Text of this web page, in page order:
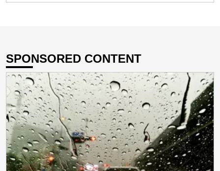
SPONSORED CONTENT